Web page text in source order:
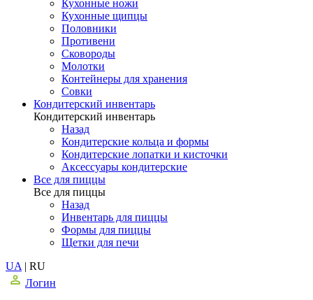
Кухонные ножи
Кухонные щипцы
Половники
Противени
Сковороды
Молотки
Контейнеры для хранения
Совки
Кондитерский инвентарь
Кондитерский инвентарь
Назад
Кондитерские кольца и формы
Кондитерские лопатки и кисточки
Аксессуары кондитерские
Все для пиццы
Все для пиццы
Назад
Инвентарь для пиццы
Формы для пиццы
Щетки для печи
UA | RU
Логин